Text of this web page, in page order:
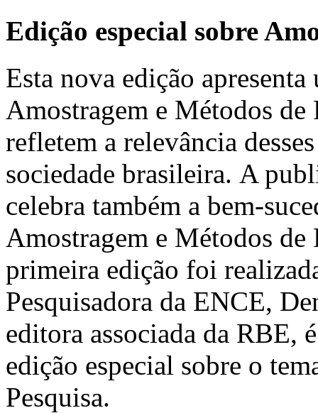
Edição especial sobre
Esta nova edição
Amostragem e Métodos de
refletem a relevância
sociedade brasileira. A
celebra também a bem-
Amostragem e Métodos
primeira edição foi
Pesquisadora da ENCE,
editora associada da RBE,
edição especial sobre o
Pesquisa.